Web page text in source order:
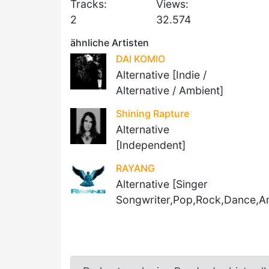
Tracks:
2
Views:
32.574
ähnliche Artisten
DAI KOMIO
Alternative [Indie /
Alternative / Ambient]
Shining Rapture
Alternative
[Independent]
RAYANG
Alternative [Singer